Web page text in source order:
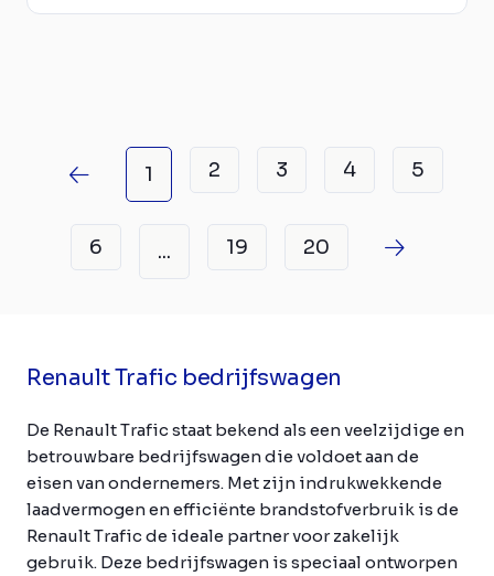
1 2 3 4 5
6 ... 19 20
Renault Trafic bedrijfswagen
De Renault Trafic staat bekend als een veelzijdige en
betrouwbare bedrijfswagen die voldoet aan de
eisen van ondernemers. Met zijn indrukwekkende
laadvermogen en efficiënte brandstofverbruik is de
Renault Trafic de ideale partner voor zakelijk
gebruik. Deze bedrijfswagen is speciaal ontworpen